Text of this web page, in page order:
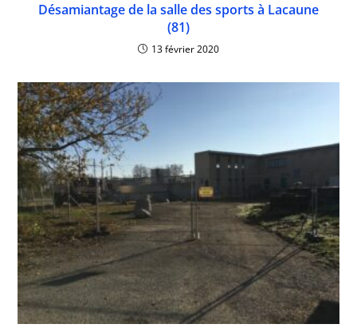
Désamiantage de la salle des sports à Lacaune
(81)
13 février 2020